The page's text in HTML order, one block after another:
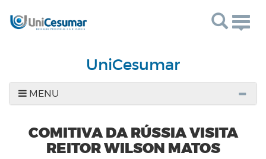
UniCesumar
MENU
COMITIVA DA RÚSSIA VISITA
REITOR WILSON MATOS